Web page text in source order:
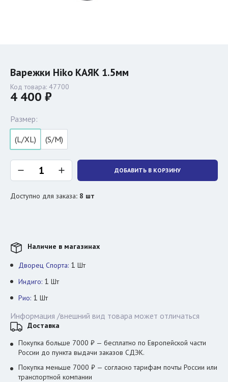
Варежки Hiko КАЯК 1.5мм
Код товара: 47700
4 400 ₽
Размер:
(L/XL)
(S/M)
ДОБАВИТЬ В КОРЗИНУ
Доступно для заказа: 8 шт
Наличие в магазинах
Дворец Спорта: 1 Шт
Индиго: 1 Шт
Рио: 1 Шт
Информация /внешний вид товара может отличаться
Доставка
Покупка больше 7000 ₽ — бесплатно по Европейской части
России до пункта выдачи заказов СДЭК.
Покупка меньше 7000 ₽ — согласно тарифам почты России или
транспортной компании